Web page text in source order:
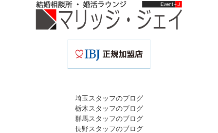
埼玉スタッフのブログ
栃木スタッフのブログ
群馬スタッフのブログ
長野スタッフのブログ